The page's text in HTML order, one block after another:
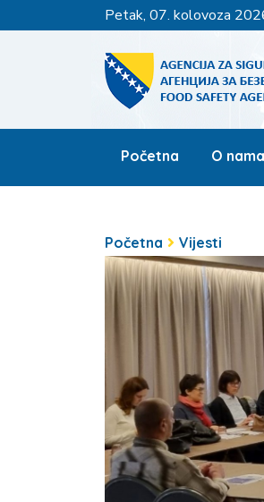
petak, 07. kolovoza
Početna O nama
Početna Vijesti